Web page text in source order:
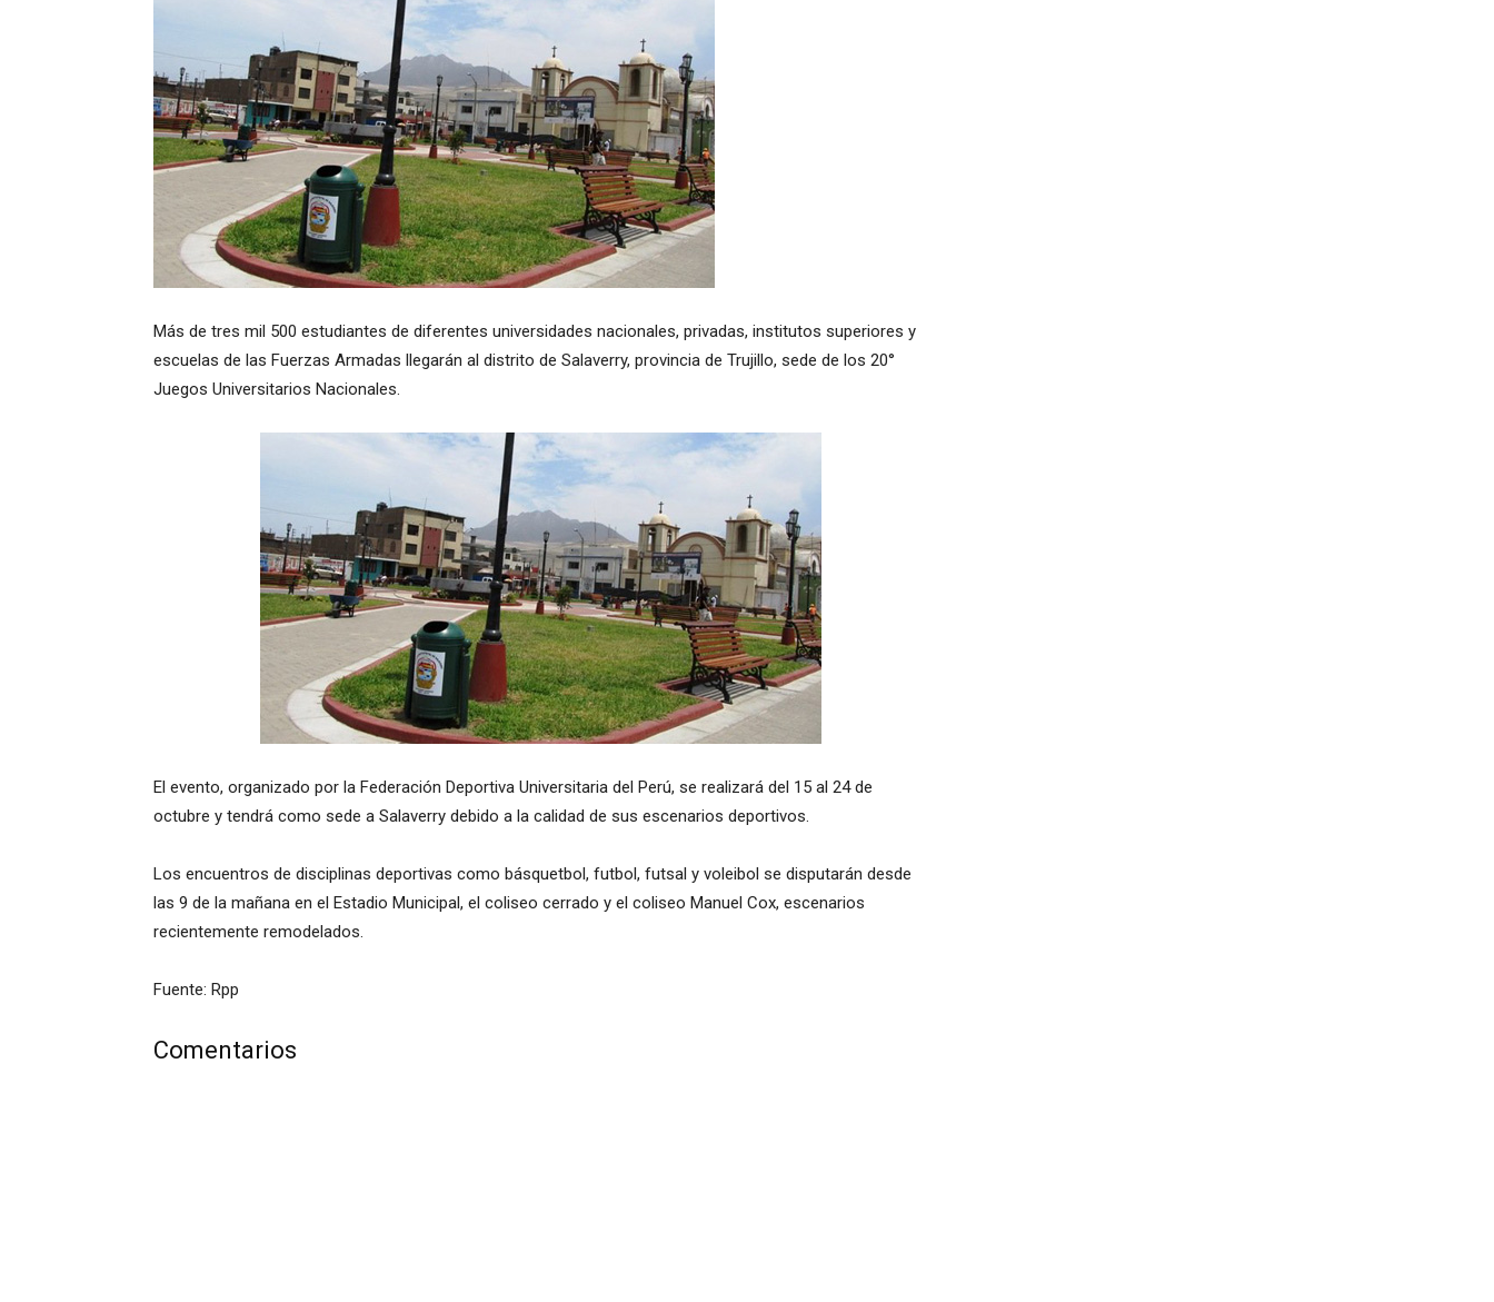
Más de tres mil 500 estudiantes de diferentes universidades nacionales, privadas, institutos superiores y
escuelas de las Fuerzas Armadas llegarán al distrito de Salaverry, provincia de Trujillo, sede de los 20°
Juegos Universitarios Nacionales.
El evento, organizado por la Federación Deportiva Universitaria del Perú, se realizará del 15 al 24 de
octubre y tendrá como sede a Salaverry debido a la calidad de sus escenarios deportivos.
Los encuentros de disciplinas deportivas como básquetbol, futbol, futsal y voleibol se disputarán desde
las 9 de la mañana en el Estadio Municipal, el coliseo cerrado y el coliseo Manuel Cox, escenarios
recientemente remodelados.
Fuente: Rpp
Comentarios